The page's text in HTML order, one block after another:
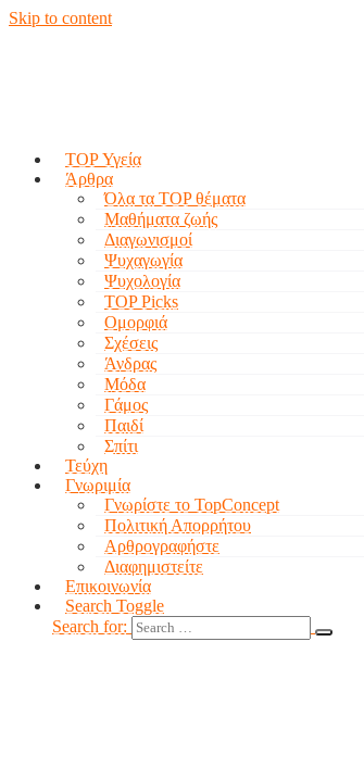
Skip to content
TOP Υγεία
Άρθρα
Όλα τα TOP θέματα
Μαθήματα ζωής
Διαγωνισμοί
Ψυχαγωγία
Ψυχολογία
TOP Picks
Ομορφιά
Σχέσεις
Άνδρας
Μόδα
Γάμος
Παιδί
Σπίτι
Τεύχη
Γνωριμία
Γνωρίστε το TopConcept
Πολιτική Απορρήτου
Αρθρογραφήστε
Διαφημιστείτε
Επικοινωνία
Search Toggle
Search for: